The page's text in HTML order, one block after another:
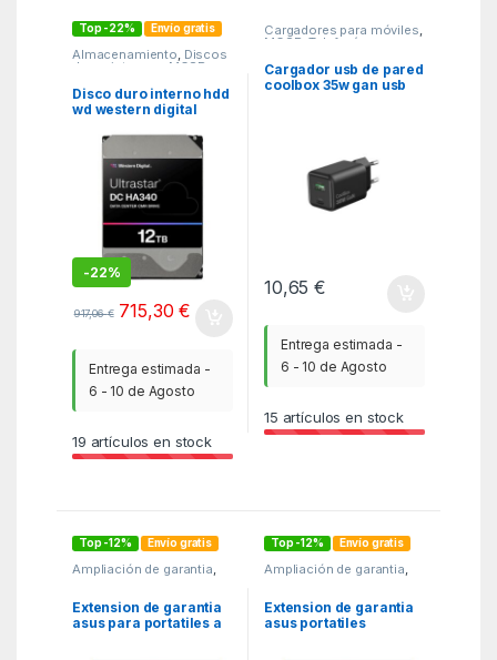
Top -22% Envío gratis
Almacenamiento, Discos
duros internos MGSR
Disco duro interno hdd
wd western digital
3.5 pulgadas sata 6gb –
s 7200rpm 512mb
-22%
917,06€ 715,30€
Entrega estimada -
6 - 10 de Agosto
19 artículos en stock
Cargadores para móviles,
MGSR ,Telefonía
Cargador usb de pared
coolbox 35w gan usb
10,65€
Entrega estimada -
6 - 10 de Agosto
15 artículos en stock
Top -12% Envío gratis
Ampliación de garantia
MGSR Software
Extension de garantia
asus para portatiles a
Top -12% Envío gratis
Ampliación de garantia
MGSR Software
Extension de garantia
asus portatiles